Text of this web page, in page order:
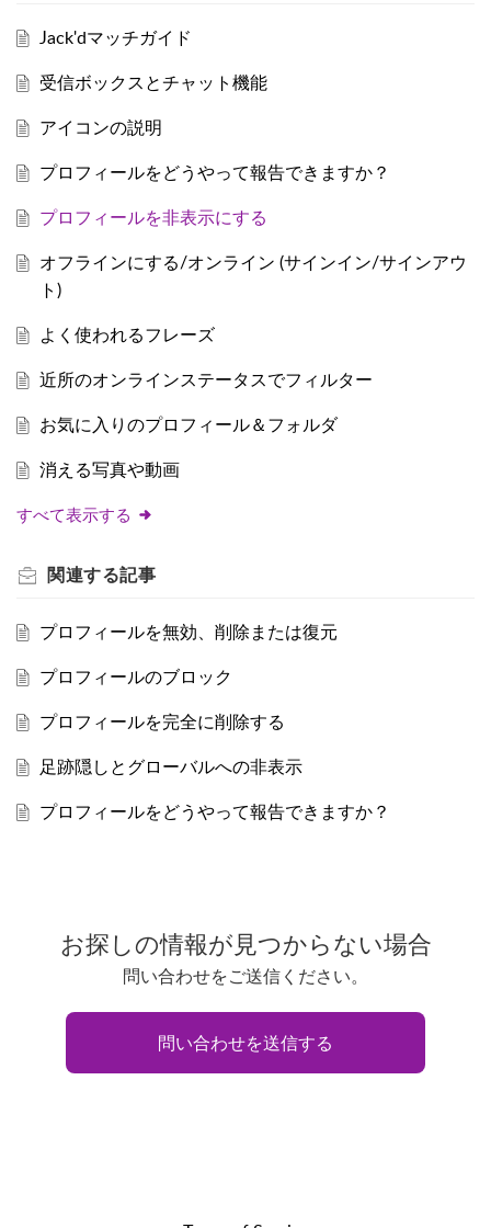
Jack'dマッチガイド
受信ボックスとチャット機能
アイコンの説明
プロフィールをどうやって報告できますか？
プロフィールを非表示にする
オフラインにする/オンライン (サインイン/サインアウ
ト)
よく使われるフレーズ
近所のオンラインステータスでフィルター
お気に入りのプロフィール＆フォルダ
消える写真や動画
すべて表示する
関連する記事
プロフィールを無効、削除または復元
プロフィールのブロック
プロフィールを完全に削除する
足跡隠しとグローバルへの非表示
プロフィールをどうやって報告できますか？
お探しの情報が見つからない場合
問い合わせをご送信ください。
問い合わせを送信する